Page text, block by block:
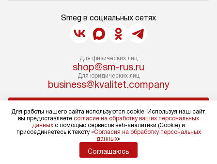
Smeg в социальных сетях
Для физических лиц
shop@sm-rus.ru
Для юридических лиц
business@kvalitet.company
Политика конфиденциальности
Условия продажи
Карта сайта
Для работы нашего сайта используются cookie. Используя наш сайт,
вы предоставляете согласие на обработку ваших персональных
данных с помощью сервисов веб-аналитики (Cookie) и
присоединяетесь к тексту «Согласия на обработку персональных
данных»
Соглашаюсь